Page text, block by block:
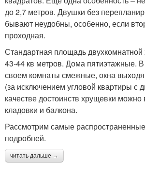
до 2,7 метров. Двушки без
бывают неудобны, особенно, если
проходная.
Стандартная площадь
43-44 кв метров. Дома пятиэтажные.
своем комнаты смежные, окна
(за исключением угловой квартиры с
качестве достоинств хрущевки
кладовки и балкона.
Рассмотрим самые
подробней.
читать дальше →